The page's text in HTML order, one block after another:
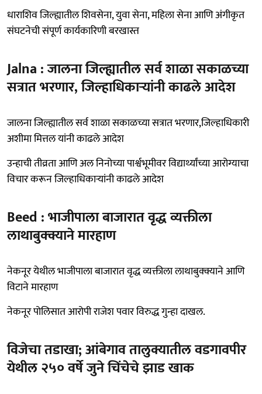
धाराशिव जिल्ह्यातील शिवसेना, युवा सेना, महिला सेना आणि अंगीकृत
संघटनेची संपूर्ण कार्यकारिणी बरखास्त
Jalna : जालना जिल्ह्यातील सर्व शाळा सकाळच्या
सत्रात भरणार, जिल्हाधिकाऱ्यांनी काढले आदेश
जालना जिल्ह्यातील सर्व शाळा सकाळच्या सत्रात भरणार,जिल्हाधिकारी
अशीमा मित्तल यांनी काढले आदेश
उन्हाची तीव्रता आणि अल निनोच्या पार्श्वभूमीवर विद्यार्थ्यांच्या आरोग्याचा
विचार करून जिल्हाधिकाऱ्यांनी काढले आदेश
Beed : भाजीपाला बाजारात वृद्ध व्यक्तीला
लाथाबुक्क्याने मारहाण‌
नेकनूर येथील भाजीपाला बाजारात वृद्ध व्यक्तीला लाथाबुक्क्याने आणि
विटाने मारहाण‌
नेकनूर पोलिसात आरोपी राजेश पवार विरुद्ध गुन्हा दाखल.
विजेचा तडाखा; आंबेगाव तालुक्यातील वडगावपीर
येथील २५० वर्षे जुने चिंचेचे झाड खाक